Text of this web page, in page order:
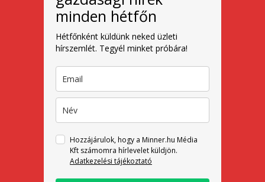
minden hétfőn
Hétfőnként küldünk neked üzleti
hírszemlét. Tegyél minket próbára!
Hozzájárulok, hogy a Minner.hu Média
Kft számomra hírlevelet küldjön.
Adatkezelési tájékoztató